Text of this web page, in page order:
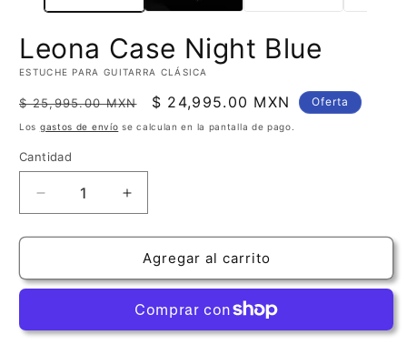
Leona Case Night Blue
ESTUCHE PARA GUITARRA CLÁSICA
Precio
habitual
$ 25,995.00 MXN
Precio
de
$ 24,995.00 MXN Oferta
Los gastos de envío se calculan en la pantalla de pago.
Cantidad
Cantidad
Reducir
cantidad
para
Case
Aumentar
cantidad
para
Leona
Case
Blue
Agregar al carrito